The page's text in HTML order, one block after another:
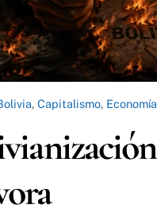
, Capitalismo, Economía